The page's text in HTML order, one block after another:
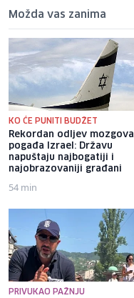
Možda vas zanima
KO ĆE PUNITI BUDŽET
Rekordan odljev mozgova
pogađa Izrael: Državu
napuštaju najbogatiji i
najobrazovaniji građani
54 min
PRIVUKAO PAŽNJU